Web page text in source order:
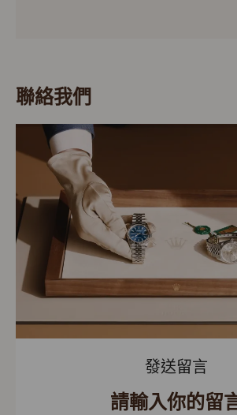
聯絡我們
發送留言
請輸入你的留